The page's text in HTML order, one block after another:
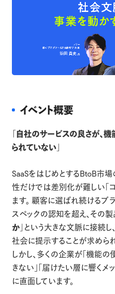
イベント概要
「自社のサービスの良さが、
られていない」
SaaSをはじめとするBtoB市
性だけでは差別化が難しい「
ます。 顧客に選ばれ続けるブ
スペックの認知を超え、その
か」
という大きな文脈に接続し
社会に提示することが求めら
しかし、多くの企業が「機能
きない」「届けたい層に響くメ
に直面しています。